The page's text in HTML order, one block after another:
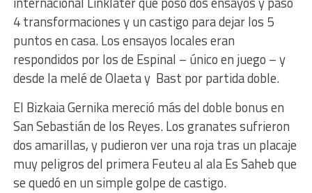
4 transformaciones y un castigo para dejar los 5
puntos en casa. Los ensayos locales eran
respondidos por los de Espinal – único en juego – y
desde la melé de Olaeta y Bast por partida doble.
El Bizkaia Gernika mereció más del doble bonus en
San Sebastián de los Reyes. Los granates sufrieron
dos amarillas, y pudieron ver una roja tras un placaje
muy peligros del primera Feuteu al ala Es Saheb que
se quedó en un simple golpe de castigo.